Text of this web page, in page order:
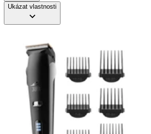
Ukázat vlastnosti